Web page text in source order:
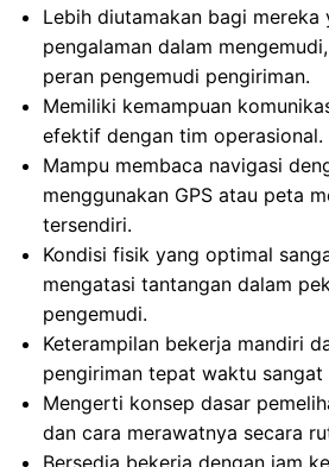
Lebih diutamakan bagi mereka
pengalaman dalam
peran pengemudi pengiriman.
Memiliki kemampuan
efektif dengan tim operasional.
Mampu membaca navigasi
menggunakan GPS atau peta
tersendiri.
Kondisi fisik yang optimal
mengatasi tantangan dalam
pengemudi.
Keterampilan bekerja mandiri
pengiriman tepat waktu sangat
Mengerti konsep dasar
dan cara merawatnya secara
Bersedia bekerja dengan jam